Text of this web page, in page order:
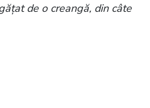
de o creangă, din câte